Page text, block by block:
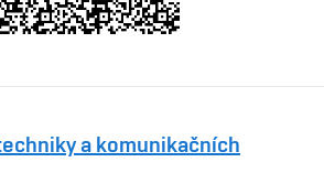
a komunikačních